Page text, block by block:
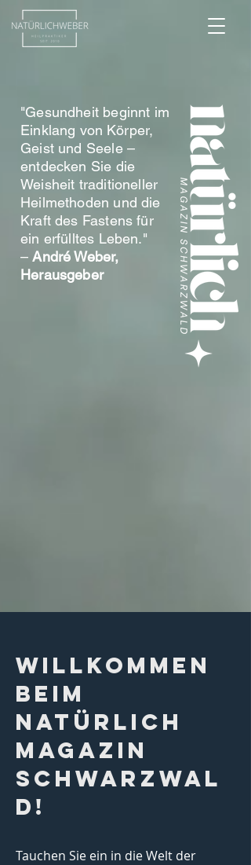
"Gesundheit beginnt im
Einklang von Körper,
Geist und Seele –
entdecken Sie die
Weisheit traditioneller
Heilmethoden und die
Kraft des Fastens für
ein erfülltes Leben."
– André Weber,
Herausgeber
Willkommen
beim
Natürlich
Magazin
Schwarzwal
d!
Tauchen Sie ein in die Welt der